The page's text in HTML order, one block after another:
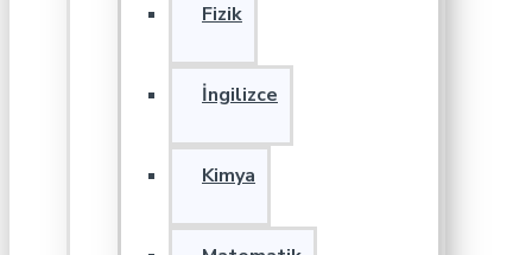
Fizik
İngilizce
Kimya